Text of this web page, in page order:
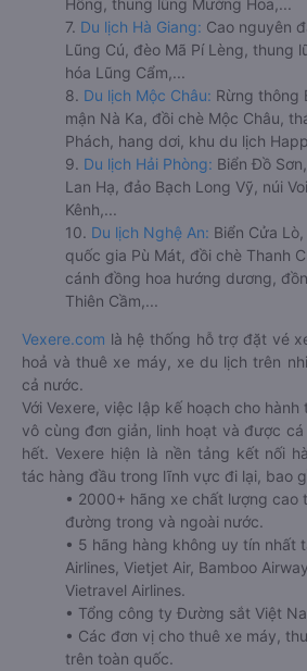
Hồng, thung lũng Mường Hoa,...
7. Du lịch Hà Giang: Cao nguyên
Lũng Cú, đèo Mã Pí Lèng, thung
hóa Lũng Cẩm,...
8. Du lịch Mộc Châu: Rừng thông
mận Nà Ka, đồi chè Mộc Châu,
Phách, hang dơi, khu du lịch
9. Du lịch Hải Phòng: Biển Đồ
Lan Hạ, đảo Bạch Long Vỹ, núi
Kênh,...
10. Du lịch Nghệ An: Biển Cửa
quốc gia Pù Mát, đồi chè Thanh
cánh đồng hoa hướng dương,
Thiên Cầm,...
Vexere.com là hệ thống hỗ trợ đặt vé
hoả và thuê xe máy, xe du lịch trên
cả nước.
Với Vexere, việc lập kế hoạch cho
vô cùng đơn giản, linh hoạt và được
hết. Vexere hiện là nền tảng kết nối
tác hàng đầu trong lĩnh vực đi lại, bao
• 2000+ hãng xe chất lượng cao
đường trong và ngoài nước.
• 5 hãng hàng không uy tín nhất
Airlines, Vietjet Air, Bamboo
Vietravel Airlines.
• Tổng công ty Đường sắt Việt
• Các đơn vị cho thuê xe máy,
trên toàn quốc.